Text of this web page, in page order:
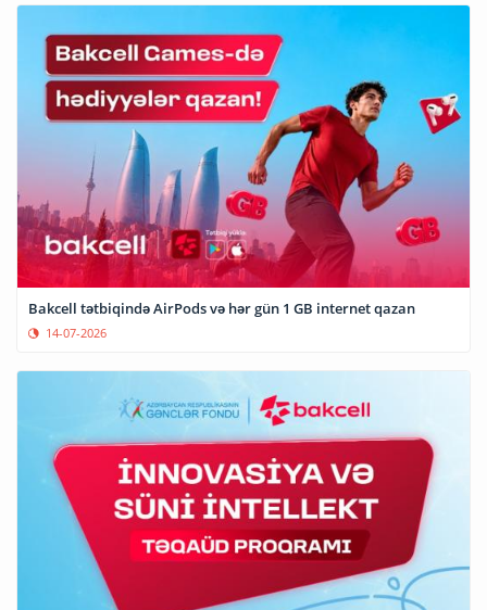
Bakcell tətbiqində AirPods və hər gün 1 GB internet qazan
14-07-2026